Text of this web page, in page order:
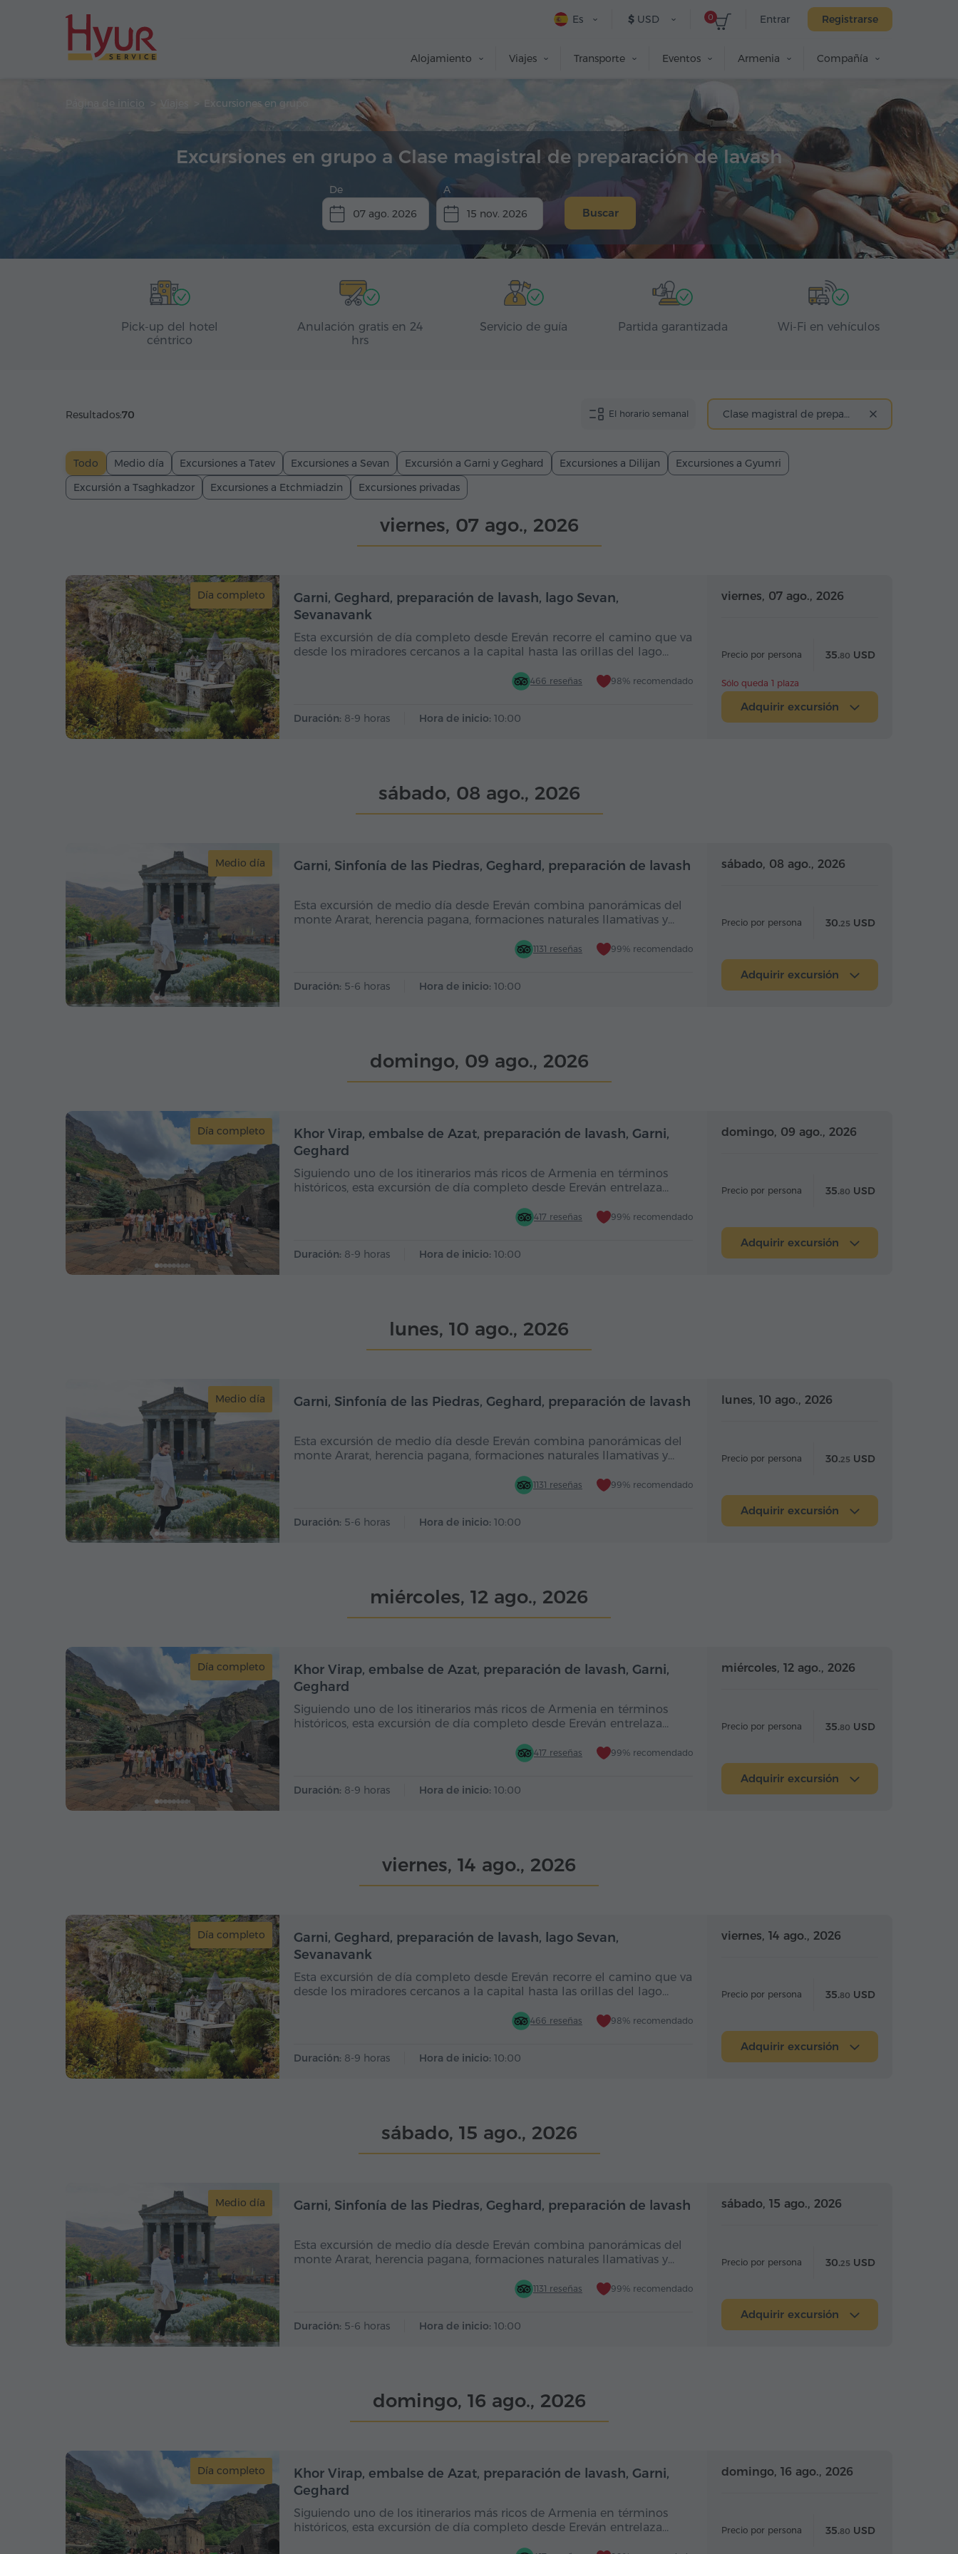
Entrar Registrarse
0
$ USD
Es
Alojamiento Viajes Transporte Eventos Armenia Compañía
Página de inicio Excursiones en grupo
Excursiones en grupo a Clase magistral de preparación de lavash
De
07 ago. 2026
A
15 nov. 2026
Buscar
Pick-up del hotel
céntrico
Anulación gratis en 24
hrs
Servicio de guía Partida garantizada Wi-Fi en vehículos
Clase magistral de preparación de lavash
El horario semanal
Resultados:70
Todo Medio día Excursiones a Tatev Excursiones a Sevan Excursión a Garni y Geghard Excursiones a Dilijan
Excursiones a Gyumri
Excursión a Tsaghkadzor
Excursiones a Etchmiadzin Excursiones privadas
viernes, 07 ago., 2026
Día completo Día completo Día completo
Garni, Geghard, preparación de lavash, lago Sevan,
Sevanavank
Esta excursión de día completo desde Ereván recorre el camino que va
desde los miradores cercanos a la capital hasta las orillas del lago…
466 reseñas 98% recomendado
Duración: 8-9 horas Hora de inicio: 10:00
viernes, 07 ago., 2026
Precio por persona 35.80 USD
Sólo queda 1 plaza
Adquirir excursión
sábado, 08 ago., 2026
Medio día Medio día Medio día
Garni, Sinfonía de las Piedras, Geghard, preparación de lavash
Esta excursión de medio día desde Ereván combina panorámicas del
monte Ararat, herencia pagana, formaciones naturales llamativas y…
1131 reseñas 99% recomendado
Duración: 5-6 horas Hora de inicio: 10:00
sábado, 08 ago., 2026
Precio por persona 30.25 USD
Adquirir excursión
domingo, 09 ago., 2026
Día completo Día completo Día completo Día completo
Khor Virap, embalse de Azat, preparación de lavash, Garni,
Geghard
Siguiendo uno de los itinerarios más ricos de Armenia en términos
históricos, esta excursión de día completo desde Ereván entrelaza…
417 reseñas 99% recomendado
Duración: 8-9 horas Hora de inicio: 10:00
domingo, 09 ago., 2026
Precio por persona 35.80 USD
Adquirir excursión
lunes, 10 ago., 2026
Medio día Medio día Medio día
Garni, Sinfonía de las Piedras, Geghard, preparación de lavash
Esta excursión de medio día desde Ereván combina panorámicas del
monte Ararat, herencia pagana, formaciones naturales llamativas y…
1131 reseñas 99% recomendado
Duración: 5-6 horas Hora de inicio: 10:00
lunes, 10 ago., 2026
Precio por persona 30.25 USD
Adquirir excursión
miércoles, 12 ago., 2026
Día completo Día completo Día completo Día completo
Khor Virap, embalse de Azat, preparación de lavash, Garni,
Geghard
Siguiendo uno de los itinerarios más ricos de Armenia en términos
históricos, esta excursión de día completo desde Ereván entrelaza…
417 reseñas 99% recomendado
Duración: 8-9 horas Hora de inicio: 10:00
miércoles, 12 ago., 2026
Precio por persona 35.80 USD
Adquirir excursión
viernes, 14 ago., 2026
Día completo Día completo Día completo
Garni, Geghard, preparación de lavash, lago Sevan,
Sevanavank
Esta excursión de día completo desde Ereván recorre el camino que va
desde los miradores cercanos a la capital hasta las orillas del lago…
466 reseñas 98% recomendado
Duración: 8-9 horas Hora de inicio: 10:00
viernes, 14 ago., 2026
Precio por persona 35.80 USD
Adquirir excursión
sábado, 15 ago., 2026
Medio día Medio día Medio día
Garni, Sinfonía de las Piedras, Geghard, preparación de lavash
Esta excursión de medio día desde Ereván combina panorámicas del
monte Ararat, herencia pagana, formaciones naturales llamativas y…
1131 reseñas 99% recomendado
Duración: 5-6 horas Hora de inicio: 10:00
sábado, 15 ago., 2026
Precio por persona 30.25 USD
Adquirir excursión
domingo, 16 ago., 2026
Día completo Día completo Día completo Día completo
Khor Virap, embalse de Azat, preparación de lavash, Garni,
Geghard
Siguiendo uno de los itinerarios más ricos de Armenia en términos
históricos, esta excursión de día completo desde Ereván entrelaza…
domingo, 16 ago., 2026
Precio por persona 35.80 USD